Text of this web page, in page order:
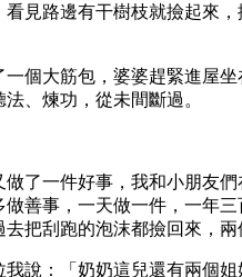
見路邊有干樹枝就撿起來
個大筋包，婆婆趕緊進屋
、煉功，從未間斷過。
了一件好事，我和小朋友
善事，一天做一件，一年
把刮跑的泡沫都撿回來，兩
說：「奶奶這兒還有兩個